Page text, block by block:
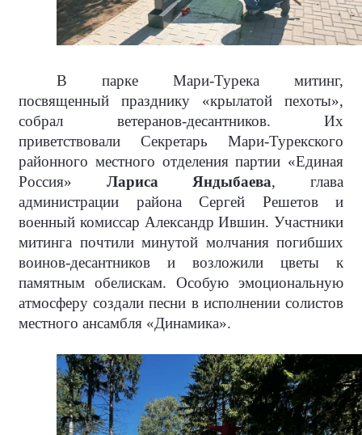
В парке Мари-Турека митинг,
посвященный празднику «крылатой пехоты»,
собрал ветеранов-десантников. Их
приветствовали Секретарь Мари-Турекского
районного местного отделения партии «Единая
Россия» Лариса Яндыбаева, глава
администрации района Сергей Решетов и
военный комиссар Александр Ившин. Участники
митинга почтили минутой молчания погибших
воинов-десантников и возложили цветы к
памятным обелискам. Особую эмоциональную
атмосферу создали песни в исполнении солистов
местного ансамбля «Динамика».